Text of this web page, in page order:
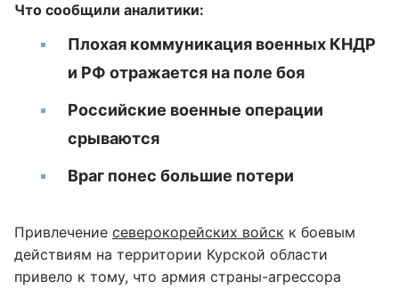
Что сообщили аналитики:
Плохая коммуникация военных КНДР
и РФ отражается на поле боя
Российские военные операции
срываются
Враг понес большие потери
Привлечение северокорейских войск к боевым
действиям на территории Курской области
привело к тому, что армия страны-агрессора